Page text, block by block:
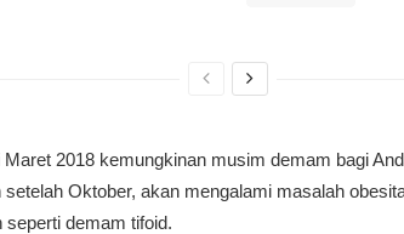
2018 kemungkinan musim demam bagi
setelah Oktober, akan mengalami masalah
seperti demam tifoid.